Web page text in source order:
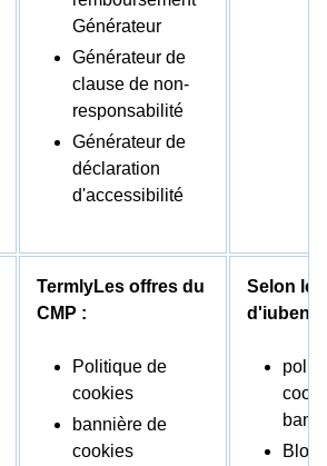
Générateur
Générateur de
clause de non-
responsabilité
Générateur de
déclaration
d'accessibilité
TermlyLes offres du
CMP :
Politique de
cookies
bannière de
cookies
Selon le